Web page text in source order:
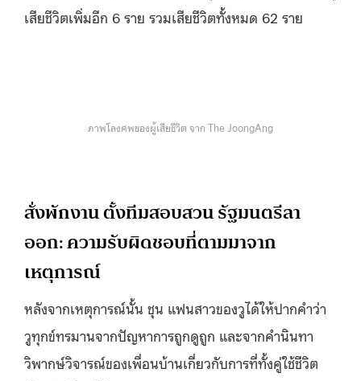
เสียชีวิตเพิ่มอีก 6 ราย รวมเสียชีวิตทั้งหมด 62 ราย
ภาพโลงศพของผู้เสียชีวิต จาก The JoongAng
สั่งพักงาน ตั้งทีมสอบสวน รัฐมนตรีลา
ออก: ความรับผิดชอบที่ตามมาจาก
เหตุการณ์
หลังจากเหตุการณ์นั้น ชุน แฟนสาวของวูได้ให้ปากคำว่า
วูทุกข์ทรมานจากปัญหาการถูกดูถูก และจากคำนินทา
วิพากษ์วิจารณ์ของเพื่อนบ้านเกี่ยวกับการที่ทั้งคู่ใช้ชีวิต